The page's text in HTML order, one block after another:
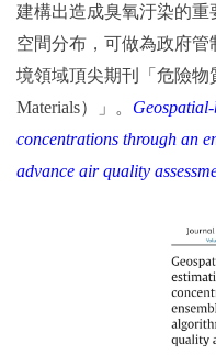
建構出造成臭氧汙染的重
空間分布，可做為政府
境領域頂尖期刊「危險物
Materials）」。
concentrations through an
advance air quality